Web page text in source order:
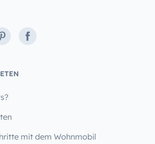
Facebook
mit dem Wohnmobil